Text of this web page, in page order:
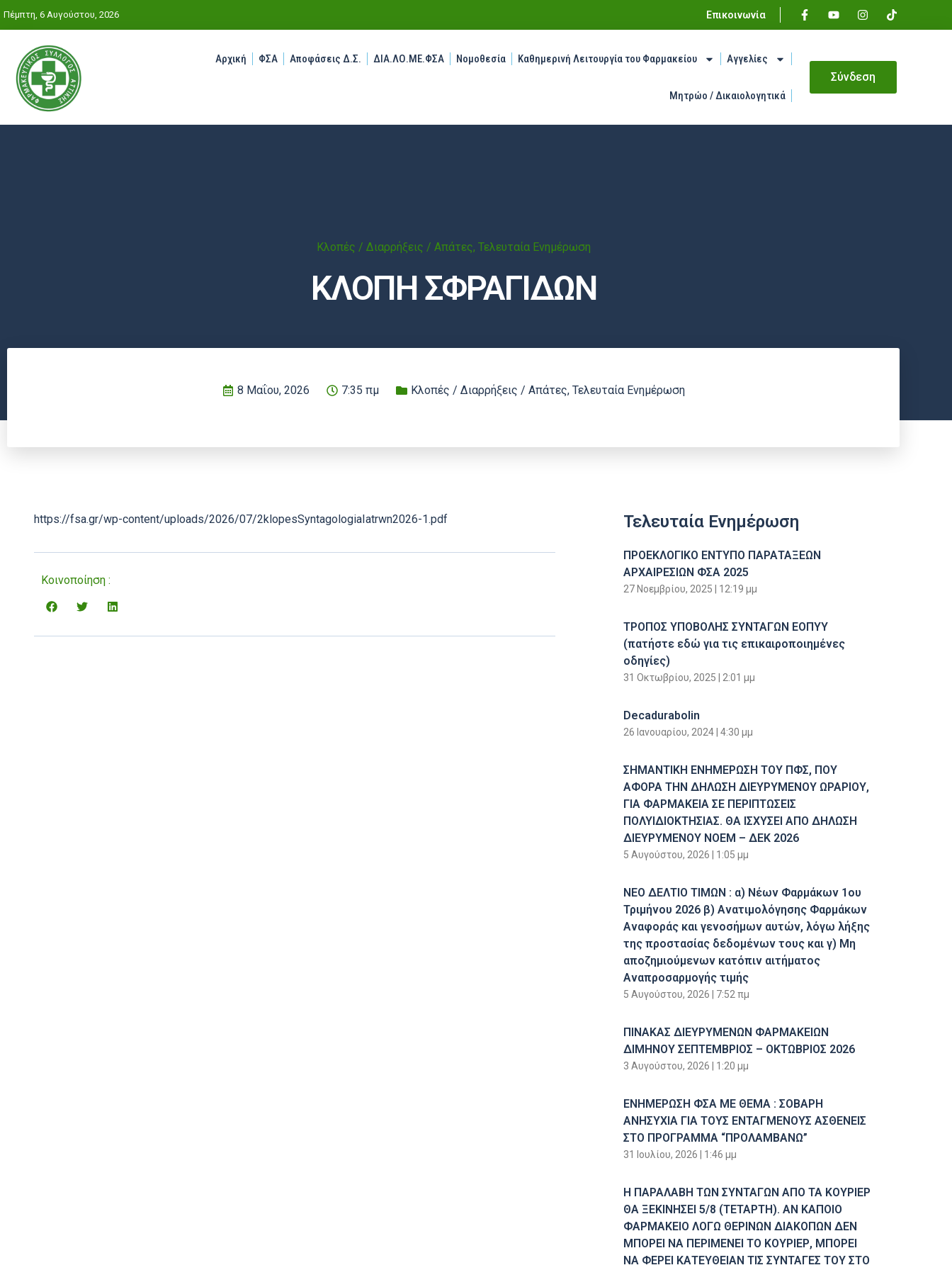
Πέμπτη, 6 Αυγούστου, 2026 Επικοινωνία
Αρχική ΦΣΑ Αποφάσεις Δ.Σ. ΔΙΑ.ΛΟ.ΜΕ.ΦΣΑ Νομοθεσία Καθημερινή Λειτουργία του Φαρμακείου Αγγελίες
Μητρώο / Δικαιολογητικά
Σύνδεση
Κλοπές / Διαρρήξεις / Απάτες, Τελευταία Ενημέρωση
ΚΛΟΠΗ ΣΦΡΑΓΙΔΩΝ
8 Μαΐου, 2026 7:35 πμ Κλοπές / Διαρρήξεις / Απάτες, Τελευταία Ενημέρωση
https://fsa.gr/wp-content/uploads/2026/07/2klopesSyntagologiaIatrwn2026-1.pdf
Κοινοποίηση :
Τελευταία Ενημέρωση
ΠΡΟΕΚΛΟΓΙΚΟ ΕΝΤΥΠΟ ΠΑΡΑΤΑΞΕΩΝ
ΑΡΧΑΙΡΕΣΙΩΝ ΦΣΑ 2025
27 Νοεμβρίου, 2025 12:19 μμ
ΤΡΟΠΟΣ ΥΠΟΒΟΛΗΣ ΣΥΝΤΑΓΩΝ ΕΟΠΥΥ
(πατήστε εδώ για τις επικαιροποιημένες
οδηγίες)
31 Οκτωβρίου, 2025 2:01 μμ
Decadurabolin
26 Ιανουαρίου, 2024 4:30 μμ
ΣΗΜΑΝΤΙΚΗ ΕΝΗΜΕΡΩΣΗ ΤΟΥ ΠΦΣ, ΠΟΥ
ΑΦΟΡΑ ΤΗΝ ΔΗΛΩΣΗ ΔΙΕΥΡΥΜΕΝΟΥ ΩΡΑΡΙΟΥ,
ΓΙΑ ΦΑΡΜΑΚΕΙΑ ΣΕ ΠΕΡΙΠΤΩΣΕΙΣ
ΠΟΛΥΙΔΙΟΚΤΗΣΙΑΣ. ΘΑ ΙΣΧΥΣΕΙ ΑΠΟ ΔΗΛΩΣΗ
ΔΙΕΥΡΥΜΕΝΟΥ ΝΟΕΜ – ΔΕΚ 2026
5 Αυγούστου, 2026 1:05 μμ
ΝΕΟ ΔΕΛΤΙΟ ΤΙΜΩΝ : α) Νέων Φαρμάκων 1ου
Τριμήνου 2026 β) Ανατιμολόγησης Φαρμάκων
Αναφοράς και γενοσήμων αυτών, λόγω λήξης
της προστασίας δεδομένων τους και γ) Μη
αποζημιούμενων κατόπιν αιτήματος
Αναπροσαρμογής τιμής
5 Αυγούστου, 2026 7:52 πμ
ΠΙΝΑΚΑΣ ΔΙΕΥΡΥΜΕΝΩΝ ΦΑΡΜΑΚΕΙΩΝ
ΔΙΜΗΝΟΥ ΣΕΠΤΕΜΒΡΙΟΣ – ΟΚΤΩΒΡΙΟΣ 2026
3 Αυγούστου, 2026 1:20 μμ
ΕΝΗΜΕΡΩΣΗ ΦΣΑ ΜΕ ΘΕΜΑ : ΣΟΒΑΡΗ
ΑΝΗΣΥΧΙΑ ΓΙΑ ΤΟΥΣ ΕΝΤΑΓΜΕΝΟΥΣ ΑΣΘΕΝΕΙΣ
ΣΤΟ ΠΡΟΓΡΑΜΜΑ “ΠΡΟΛΑΜΒΑΝΩ”
31 Ιουλίου, 2026 1:46 μμ
Η ΠΑΡΑΛΑΒΗ ΤΩΝ ΣΥΝΤΑΓΩΝ ΑΠΟ ΤΑ ΚΟΥΡΙΕΡ
ΘΑ ΞΕΚΙΝΗΣΕΙ 5/8 (ΤΕΤΑΡΤΗ). ΑΝ ΚΑΠΟΙΟ
ΦΑΡΜΑΚΕΙΟ ΛΟΓΩ ΘΕΡΙΝΩΝ ΔΙΑΚΟΠΩΝ ΔΕΝ
ΜΠΟΡΕΙ ΝΑ ΠΕΡΙΜΕΝΕΙ ΤΟ ΚΟΥΡΙΕΡ, ΜΠΟΡΕΙ
ΝΑ ΦΕΡΕΙ ΚΑΤΕΥΘΕΙΑΝ ΤΙΣ ΣΥΝΤΑΓΕΣ ΤΟΥ ΣΤΟ